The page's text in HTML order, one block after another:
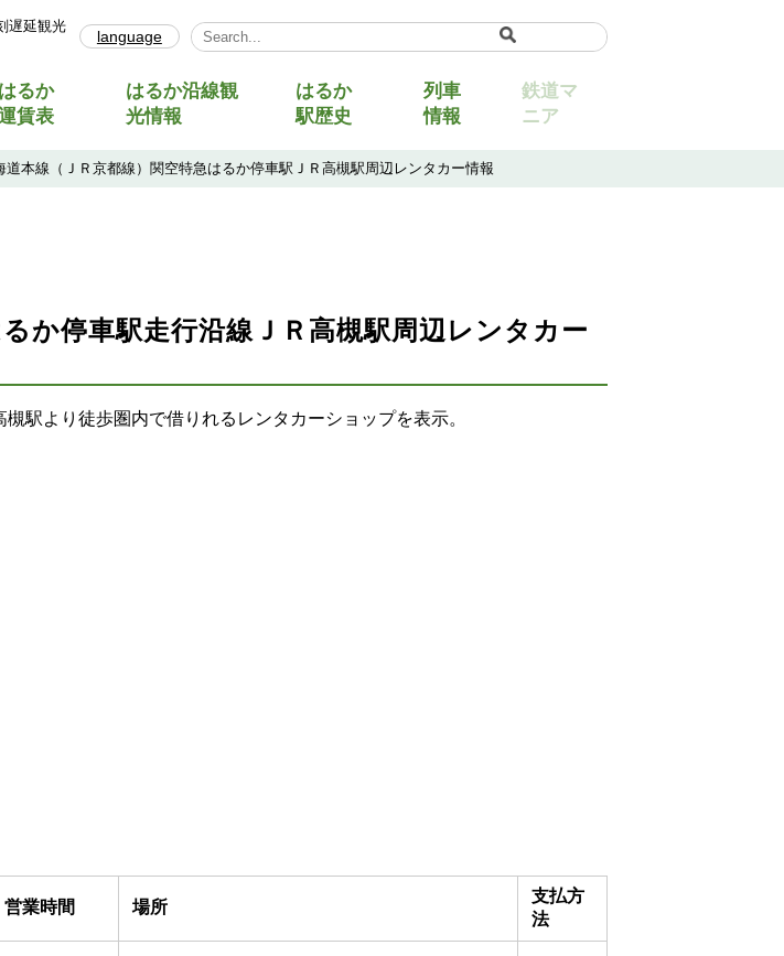
遅延観光
language
Select Language ▼
はるか
賃表
はるか沿線観
光情報
はるか
駅歴史
列車
情報
鉄道マ
ニア
道本線（ＪＲ京都線）関空特急はるか停車駅ＪＲ高槻駅周辺レンタカー情報
か停車駅走行沿線ＪＲ高槻駅周辺レンタカー
駅より徒歩圏内で借りれるレンタカーショップを表示。
営業時間 場所
支払方
法